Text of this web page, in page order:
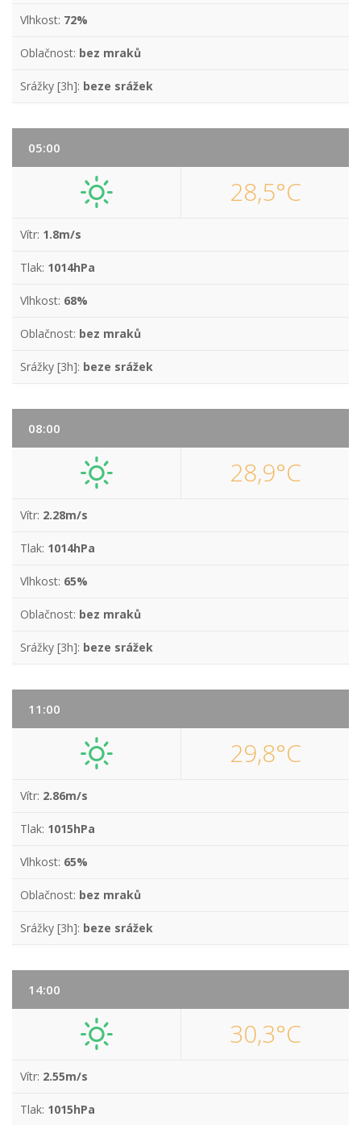
Vlhkost: 72%
Oblačnost: bez mraků
Srážky [3h]: beze srážek
05:00
28,5°C
Vítr: 1.8m/s
Tlak: 1014hPa
Vlhkost: 68%
Oblačnost: bez mraků
Srážky [3h]: beze srážek
08:00
28,9°C
Vítr: 2.28m/s
Tlak: 1014hPa
Vlhkost: 65%
Oblačnost: bez mraků
Srážky [3h]: beze srážek
11:00
29,8°C
Vítr: 2.86m/s
Tlak: 1015hPa
Vlhkost: 65%
Oblačnost: bez mraků
Srážky [3h]: beze srážek
14:00
30,3°C
Vítr: 2.55m/s
Tlak: 1015hPa